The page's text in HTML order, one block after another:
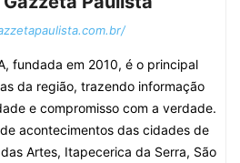
fundada em 2010, é o principal
da região, trazendo informação
e compromisso com a verdade.
acontecimentos das cidades de
Artes, Itapecerica da Serra, São